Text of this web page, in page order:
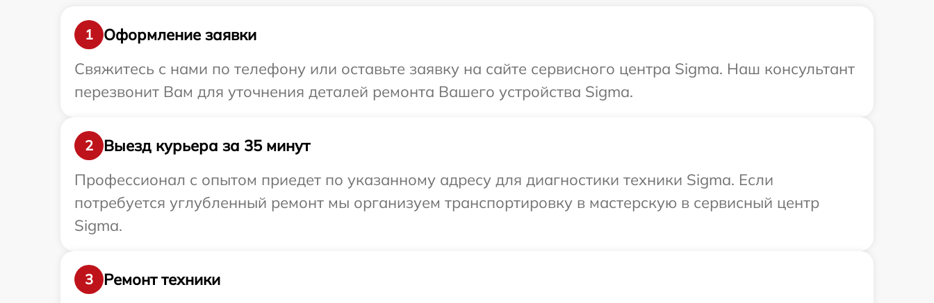
1
Оформление заявки
Свяжитесь с нами по телефону или оставьте заявку на сайте сервисного центра Sigma. Наш консультант
перезвонит Вам для уточнения деталей ремонта Вашего устройства Sigma.
2
Выезд курьера за 35 минут
Профессионал с опытом приедет по указанному адресу для диагностики техники Sigma. Если
потребуется углубленный ремонт мы организуем транспортировку в мастерскую в сервисный центр
Sigma.
3
Ремонт техники